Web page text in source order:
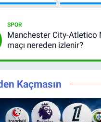
Açıklandı!
Kazandıran
6 Numara
SPOR
Manchester City-Atletico
maçı nereden izlenir?
Kaçmasın